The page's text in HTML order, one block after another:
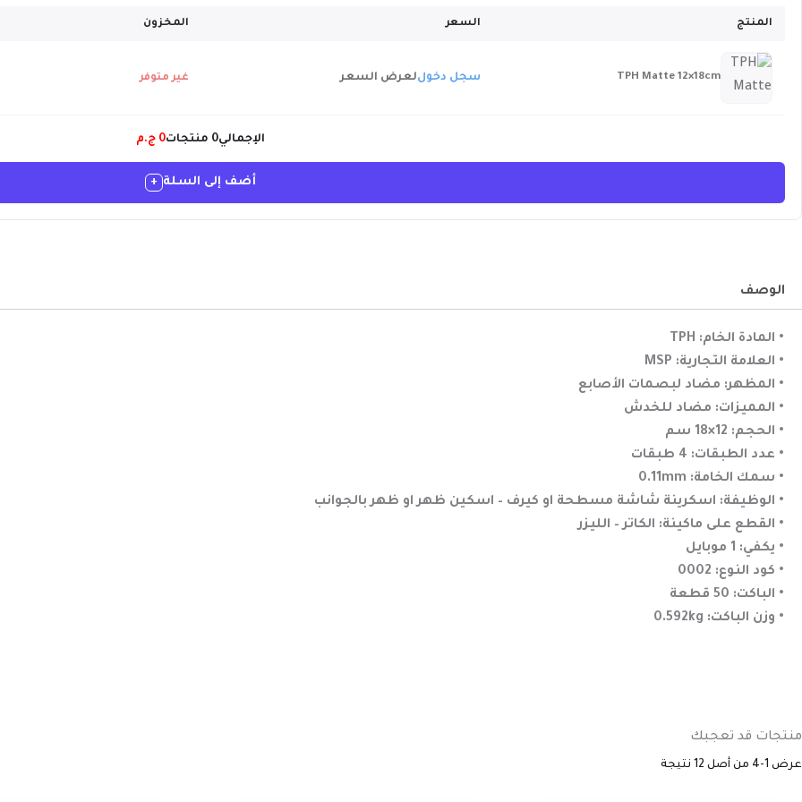
المنتج السعر المخزون
TPH Matte 12×18cm سجل دخوللعرض السعر غير متوفر
الإجمالي0 منتجات0 ج.م
أضف إلى السلة +
الوصف
• المادة الخام: TPH
• العلامة التجارية: MSP
• المظهر: مضاد لبصمات الأصابع
• المميزات: مضاد للخدش
• الحجم: 12×18 سم
• عدد الطبقات: 4 طبقات
• سمك الخامة: 0.11mm
• الوظيفة: اسكرينة شاشة مسطحة او كيرف – اسكين ظهر او ظهر بالجوانب
• القطع على ماكينة: الكاتر – الليزر
• يكفي: 1 موبايل
• كود النوع: 0002
• الباكت: 50 قطعة
• وزن الباكت: 0.592kg
منتجات قد تعجبك
عرض 1-4 من أصل 12 نتيجة